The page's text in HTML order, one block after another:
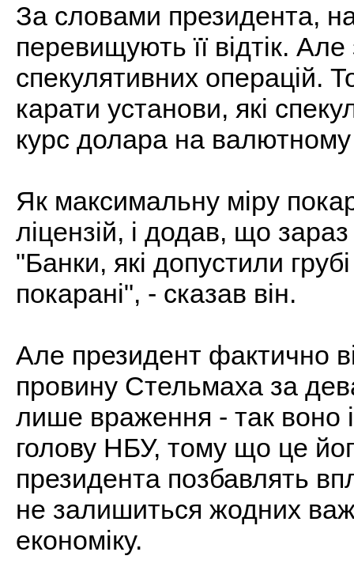
За словами президента,
перевищують її відтік.
спекулятивних
карати установи, які
курс долара на валютному
Як максимальну міру
ліцензій, і додав, що
"Банки, які допустили
покарані", - сказав він.
Але президент фактично
провину Стельмаха за
лише враження - так воно
голову НБУ, тому що це
президента позбавлять
не залишиться жодних
економіку.